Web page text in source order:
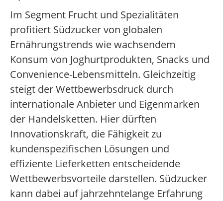
Im Segment Frucht und Spezialitäten
profitiert Südzucker von globalen
Ernährungstrends wie wachsendem
Konsum von Joghurtprodukten, Snacks und
Convenience-Lebensmitteln. Gleichzeitig
steigt der Wettbewerbsdruck durch
internationale Anbieter und Eigenmarken
der Handelsketten. Hier dürften
Innovationskraft, die Fähigkeit zu
kundenspezifischen Lösungen und
effiziente Lieferketten entscheidende
Wettbewerbsvorteile darstellen. Südzucker
kann dabei auf jahrzehntelange Erfahrung